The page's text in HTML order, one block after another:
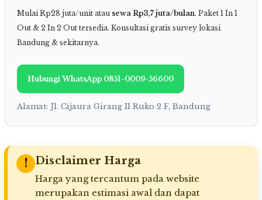
Mulai Rp28 juta/unit atau sewa Rp3,7 juta/bulan. Paket 1 In 1
Out & 2 In 2 Out tersedia. Konsultasi gratis survey lokasi
Bandung & sekitarnya.
Hubungi WhatsApp 0851-0009-56600
Alamat: Jl. Cijaura Girang II Ruko 2 F, Bandung
! Disclaimer Harga
Harga yang tercantum pada website
merupakan estimasi awal dan dapat